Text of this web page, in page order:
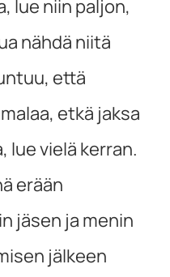
lue niin paljon,
nähdä niitä
että
etkä jaksa
lue vielä kerran.
erään
jäsen ja menin
jälkeen